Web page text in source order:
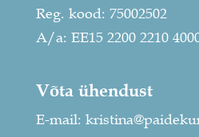
Reg. kood: 75002502
A/a: EE15 2200 2210
Võta ühendust
E-mail: